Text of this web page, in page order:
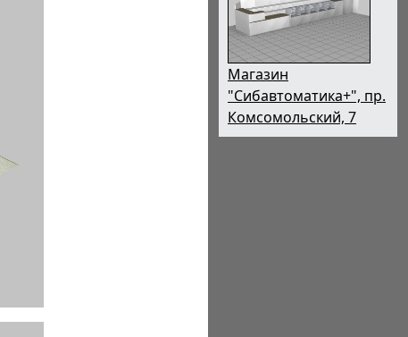
Магазин
"Сибавтоматика+", пр.
Комсомольский, 7